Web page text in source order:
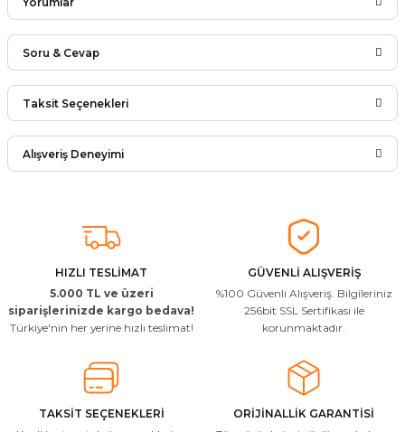
Bu ürüne ilk yorumu siz yapın!
Soru & Cevap
Ürün hakkında henüz soru sorulmamış.
Taksit Seçenekleri
Alışveriş Deneyimi
herkese tavsiye ederim
Uygun kaliteli
T... Ç... | 15/01/2026
Resimde gördüğünüz bire bir geliyor
M... A... | 03/10/2025
HIZLI TESLİMAT
5.000 TL ve üzeri
siparişlerinizde kargo bedava!
Türkiye'nin her yerine hızlı teslimat!
GÜVENLİ ALIŞVERİŞ
%100 Güvenli Alışveriş. Bilgileriniz
256bit SSL Sertifikası ile
korunmaktadır.
TAKSİT SEÇENEKLERİ
ORİJİNALLİK GARANTİSİ